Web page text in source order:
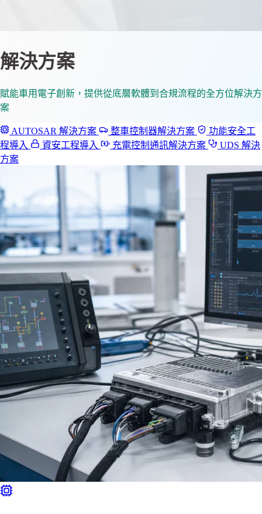
解決方案
賦能車用電子創新，提供從底層軟體到合規流程的全方位解決方
案
AUTOSAR 解決方案 整車控制器解決方案
功能安全工
程導入
資安工程導入 充電控制通訊解決方案
UDS 解決
方案